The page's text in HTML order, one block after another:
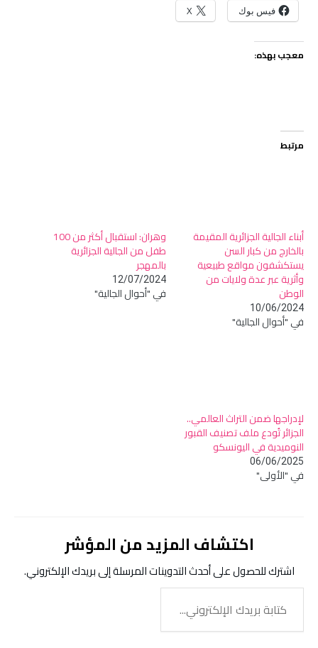
فيس بوك X
معجب بهذه:
مرتبط
أبناء الجالية الجزائرية المقيمة
بالخارج من كبار السن
يستكشفون مواقع طبيعية
وأثرية عبر عدة ولايات من
الوطن
10/06/2024
في "أحوال الجالية"
وهران: استقبال أكثر من 100
طفل من الجالية الجزائرية
بالمهجر
12/07/2024
في "أحوال الجالية"
لإدراجها ضمن التراث العالمي..
الجزائر تُودع ملف تصنيف القبور
النوميدية في اليونسكو
06/06/2025
في "الأولى"
اكتشاف المزيد من المؤشر
اشترك للحصول على أحدث التدوينات المرسلة إلى بريدك الإلكتروني.
بريدك
الإلكتروني...